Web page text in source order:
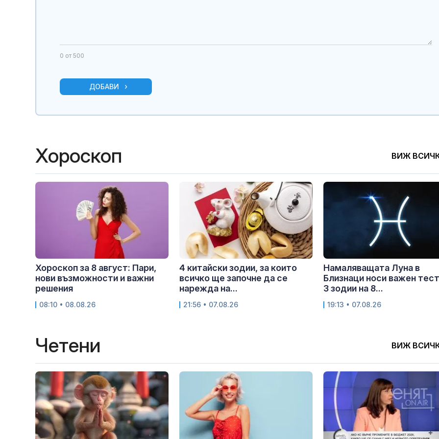
0 от 500
ДОБАВИ
Хороскоп ВИЖ
Хороскоп за 8 август: Пари,
нови възможности и важни
решения
08:10 • 08.08.26
4 китайски зодии, за които
всичко ще започне да се
нарежда на...
21:56 • 07.08.26
Намаляващата Луна в
Близнаци носи важен
3 зодии на 8...
19:13 • 07.08.26
Четени ВИЖ